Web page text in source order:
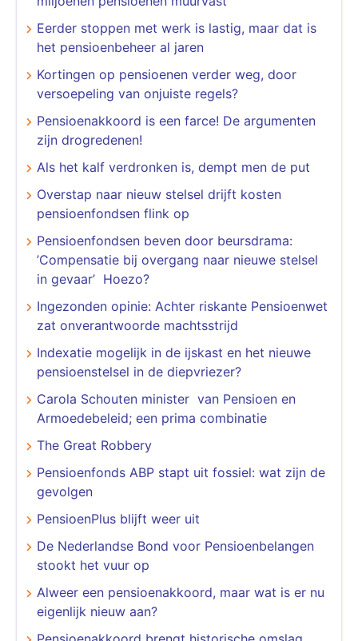
Eerder stoppen met werk is lastig, maar dat is
het pensioenbeheer al jaren
Kortingen op pensioenen verder weg, door
versoepeling van onjuiste regels?
Pensioenakkoord is een farce! De argumenten
zijn drogredenen!
Als het kalf verdronken is, dempt men de put
Overstap naar nieuw stelsel drijft kosten
pensioenfondsen flink op
Pensioenfondsen beven door beursdrama:
’Compensatie bij overgang naar nieuwe stelsel
in gevaar’ Hoezo?
Ingezonden opinie: Achter riskante Pensioenwet
zat onverantwoorde machtsstrijd
Indexatie mogelijk in de ijskast en het nieuwe
pensioenstelsel in de diepvriezer?
Carola Schouten minister van Pensioen en
Armoedebeleid; een prima combinatie
The Great Robbery
Pensioenfonds ABP stapt uit fossiel: wat zijn de
gevolgen
PensioenPlus blijft weer uit
De Nederlandse Bond voor Pensioenbelangen
stookt het vuur op
Alweer een pensioenakkoord, maar wat is er nu
eigenlijk nieuw aan?